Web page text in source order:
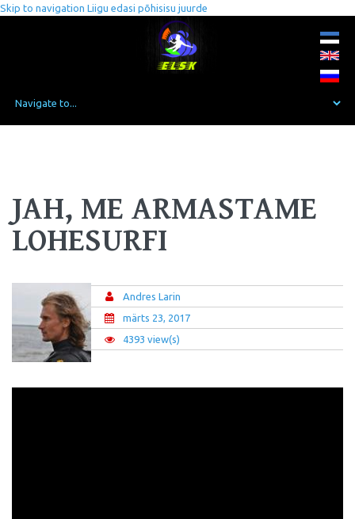
Skip to navigation Liigu edasi põhisisu juurde
JAH, ME ARMASTAME
LOHESURFI
Andres Larin
märts 23, 2017
4393 view(s)